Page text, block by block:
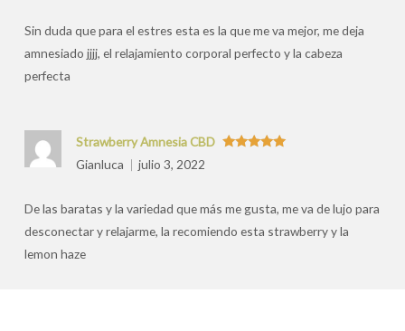
Sin duda que para el estres esta es la que me va mejor, me deja
amnesiado jjjj, el relajamiento corporal perfecto y la cabeza
perfecta
Strawberry Amnesia CBD
Gianluca
julio 3, 2022
De las baratas y la variedad que más me gusta, me va de lujo para
desconectar y relajarme, la recomiendo esta strawberry y la
lemon haze